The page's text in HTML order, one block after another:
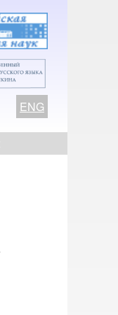
ENG